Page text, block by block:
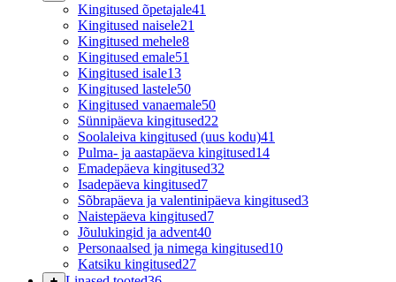
Kingitused õpetajale41
Kingitused naisele21
Kingitused mehele8
Kingitused emale51
Kingitused isale13
Kingitused lastele50
Kingitused vanaemale50
Sünnipäeva kingitused22
Soolaleiva kingitused (uus kodu)41
Pulma- ja aastapäeva kingitused14
Emadepäeva kingitused32
Isadepäeva kingitused7
Sõbrapäeva ja valentinipäeva kingitused3
Naistepäeva kingitused7
Jõulukingid ja advent40
Personaalsed ja nimega kingitused10
Katsiku kingitused27